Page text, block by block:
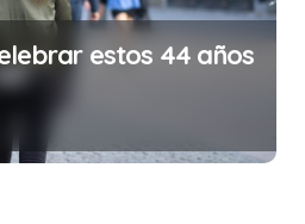
estos 44 años